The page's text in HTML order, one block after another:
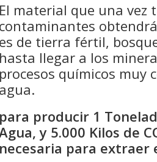
El material que una vez
contaminantes
es de tierra fértil,
hasta llegar a los
procesos químicos muy
agua.
para producir 1
y 5.000 Kilos de
necesaria para extraer